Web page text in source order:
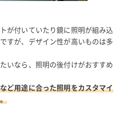
が付いていたり鏡に照明が組み込
すが、デザイン性が高いものは多
いなら、照明の後付けがおすすめ
ど用途に合った照明をカスタマイ